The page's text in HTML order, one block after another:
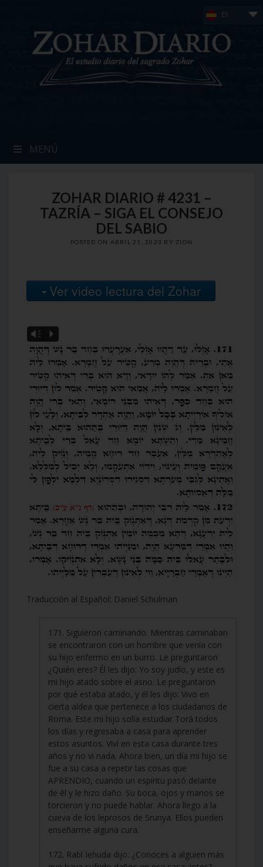
ES
MENÚ
ZOHAR DIARIO # 4231 –
TAZRÍA – SIGA EL CONSEJO
DEL SABIO
POSTED ON ABRIL 21, 2023 BY ZION
Ver video lectura del Zohar
Vm P
Traducción al Español: Daniel Schulman
171. Siguieron caminando. Mientras caminaban
se encontraron con un hombre que venía con
su hijo enfermo en un burro. Le preguntaron
¿Quién eres? Él les dijo: Yo soy judío, y este es
mi hijo atado sobre el asno. Le preguntaron
por qué estaba atado, y él les dijo: Vivo en
cierta aldea que pertenece a los ciudadanos de
Roma. Este mi hijo solía estudiar Torá todos
los días y regresaba a casa para aprender
estos asuntos. Viví en esta casa durante tres
años y no vi nada. Ahora bien, un día mi hijo se
fue a su casa a repetir las cosas que
APRENDIO, cuando un espíritu pasó delante
de él y le hizo daño. Su boca, ojos y manos se
torcieron y no puede hablar. Ahora llego a la
cueva de los leprosos de Srunya. Ellos pueden
enseñarme alguna cura.
172. Rabí Iehuda dijo: ¿Conoces a alguien más